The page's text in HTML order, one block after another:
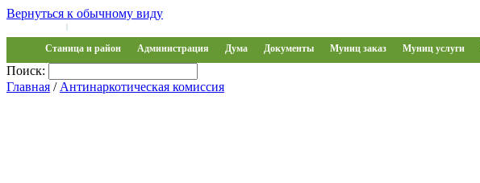
Вернуться к обычному виду
|
Станица и район Администрация Дума Документы Муниц заказ Муниц услуги
Поиск:
Главная / Антинаркотическая комиссия